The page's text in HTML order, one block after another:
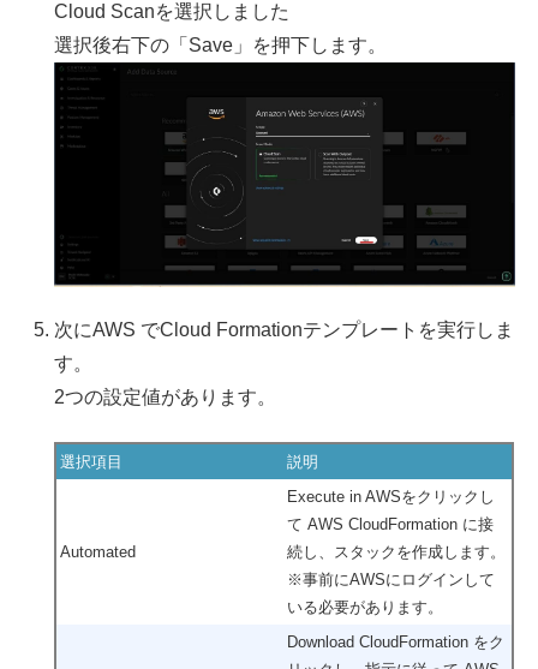
Cloud Scanを選択しました
選択後右下の「Save」を押下します。
次にAWS でCloud Formationテンプレートを実行しま
す。
2つの設定値があります。
選択項目 説明
Automated
Execute in AWSをクリックし
て AWS CloudFormation に接
続し、スタックを作成します。
※事前にAWSにログインして
いる必要があります。
Download CloudFormation をク